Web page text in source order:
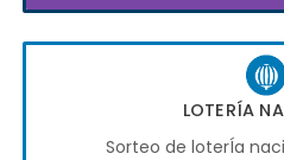
LOTERÍA
Sorteo de loterÍa